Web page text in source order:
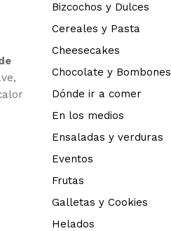
Bizcochos y Dulces
Cereales y Pasta
Cheesecakes
Chocolate y Bombones
Dónde ir a comer
En los medios
Ensaladas y verduras
Eventos
Frutas
Galletas y Cookies
Helados